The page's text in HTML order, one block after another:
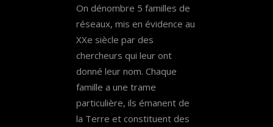
On dénombre 5 familles de
réseaux, mis en évidence au
XXe siècle par des
chercheurs qui leur ont
donné leur nom. Chaque
famille a une trame
particulière, ils émanent de
la Terre et constituent des